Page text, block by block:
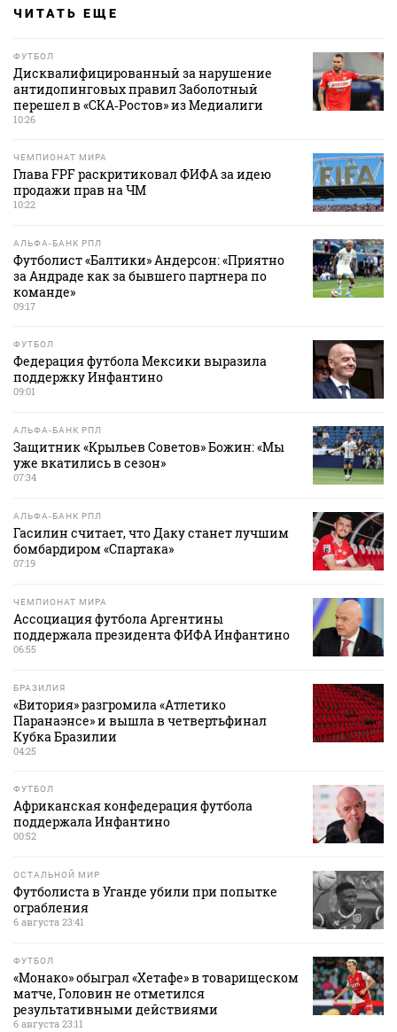
ЧИТАТЬ ЕЩЕ
ФУТБОЛ
Дисквалифицированный за нарушение
антидопинговых правил Заболотный
перешел в «СКА‑Ростов» из Медиалиги
10:26
ЧЕМПИОНАТ МИРА
Глава FPF раскритиковал ФИФА за идею
продажи прав на ЧМ
10:22
АЛЬФА-БАНК РПЛ
Футболист «Балтики» Андерсон: «Приятно
за Андраде как за бывшего партнера по
команде»
09:17
ФУТБОЛ
Федерация футбола Мексики выразила
поддержку Инфантино
09:01
АЛЬФА-БАНК РПЛ
Защитник «Крыльев Советов» Божин: «Мы
уже вкатились в сезон»
07:34
АЛЬФА-БАНК РПЛ
Гасилин считает, что Даку станет лучшим
бомбардиром «Спартака»
07:19
ЧЕМПИОНАТ МИРА
Ассоциация футбола Аргентины
поддержала президента ФИФА Инфантино
06:55
БРАЗИЛИЯ
«Витория» разгромила «Атлетико
Паранаэнсе» и вышла в четвертьфинал
Кубка Бразилии
04:25
ФУТБОЛ
Африканская конфедерация футбола
поддержала Инфантино
00:52
ОСТАЛЬНОЙ МИР
Футболиста в Уганде убили при попытке
ограбления
6 августа 23:41
ФУТБОЛ
«Монако» обыграл «Хетафе» в товарищеском
матче, Головин не отметился
результативными действиями
6 августа 23:11